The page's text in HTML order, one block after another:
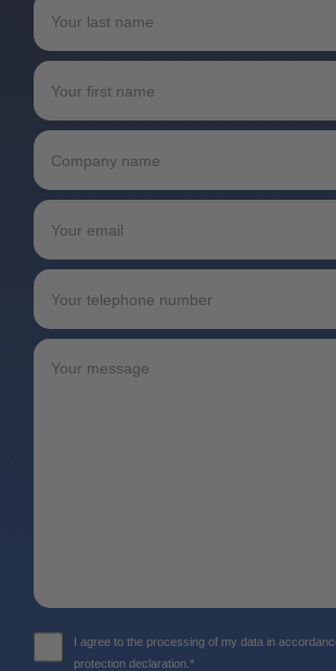
I agree to the processing of my data in
protection declaration.*